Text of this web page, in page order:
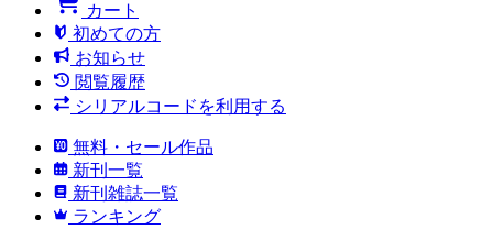
カート
初めての方
お知らせ
閲覧履歴
シリアルコードを利用する
無料・セール作品
新刊一覧
新刊雑誌一覧
ランキング